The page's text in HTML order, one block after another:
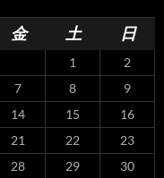
金 土 日
1
2
7 8
9
14 15
16
21 22
23
28 29 30